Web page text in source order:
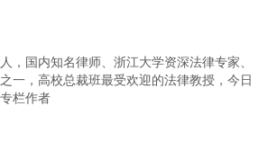
立即观看
，国内知名律师、浙江大学资深法律专家、
一，高校总裁班最受欢迎的法律教授，今日
栏作者